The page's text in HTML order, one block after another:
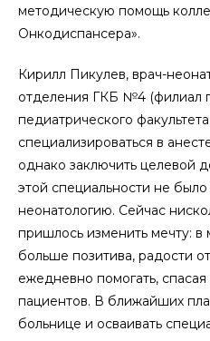
методическую помощь
Онкодиспансера».
Кирилл Пикулев, врач-
отделения ГКБ №4 (филиал
педиатрического
специализироваться в
однако заключить целевой
этой специальности не
неонатологию. Сейчас
пришлось изменить мечту:
больше позитива, радости
ежедневно помогать,
пациентов. В ближайших
больнице и осваивать